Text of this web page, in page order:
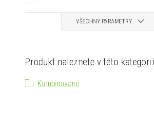
VŠECHNY PARAMETRY
Produkt naleznete v této kategorii
Kombinované